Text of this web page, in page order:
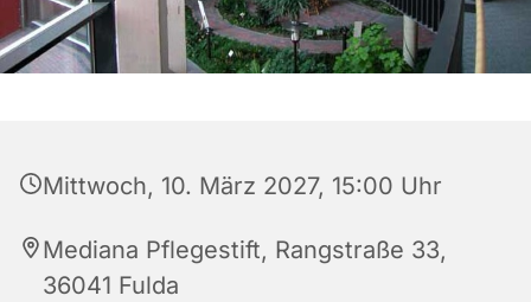
Mittwoch, 10. März 2027, 15:00 Uhr
Mediana Pflegestift, Rangstraße 33,
36041 Fulda